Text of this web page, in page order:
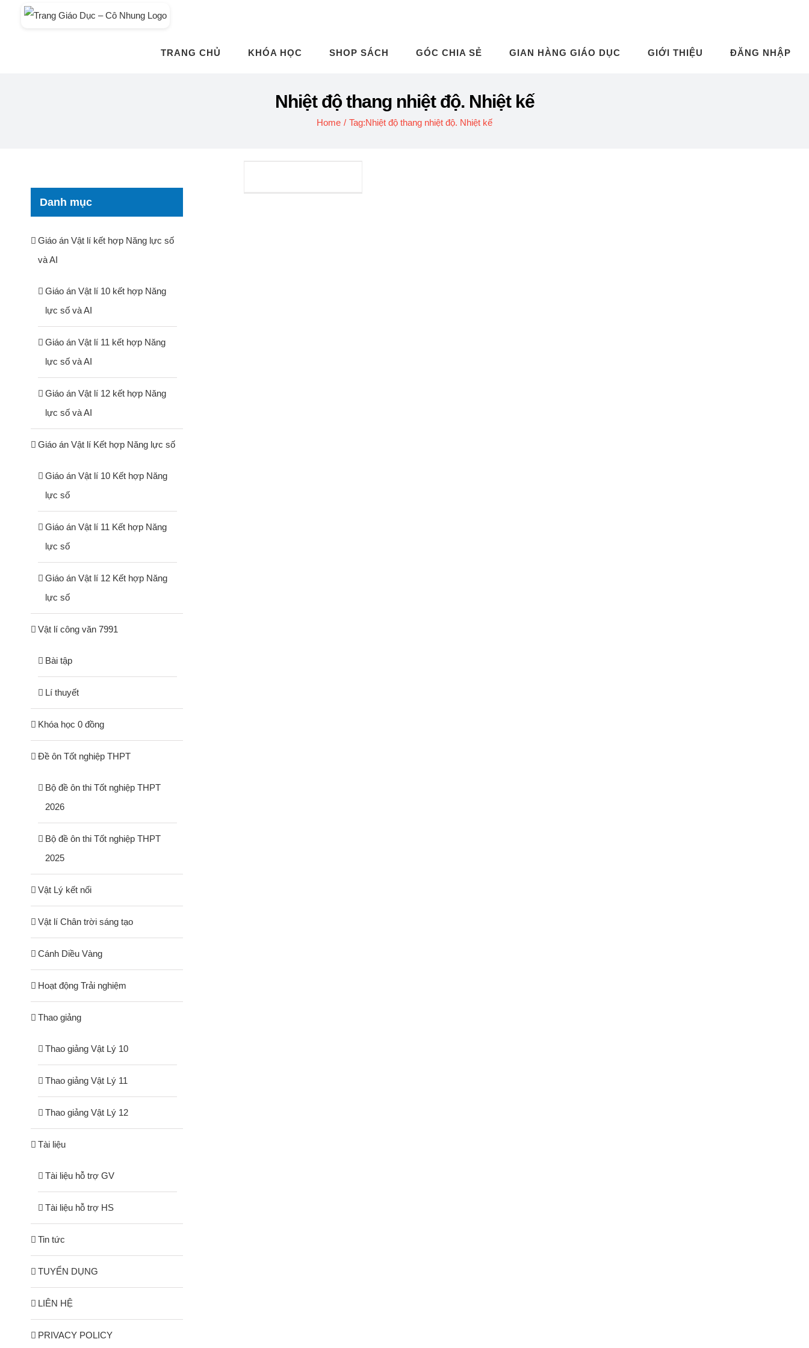
TRANG CHỦ KHÓA HỌC SHOP SÁCH GÓC CHIA SẺ GIAN HÀNG GIÁO DỤC GIỚI THIỆU ĐĂNG NHẬP
Nhiệt độ thang nhiệt độ. Nhiệt kế
Home / Tag:Nhiệt độ thang nhiệt độ. Nhiệt kế
Danh mục
Giáo án Vật lí kết hợp Năng lực số
và AI
Giáo án Vật lí 10 kết hợp Năng
lực số và AI
Giáo án Vật lí 11 kết hợp Năng
lực số và AI
Giáo án Vật lí 12 kết hợp Năng
lực số và AI
Giáo án Vật lí Kết hợp Năng lực số
Giáo án Vật lí 10 Kết hợp Năng
lực số
Giáo án Vật lí 11 Kết hợp Năng
lực số
Giáo án Vật lí 12 Kết hợp Năng
lực số
Vật lí công văn 7991
Bài tập
Lí thuyết
Khóa học 0 đồng
Đề ôn Tốt nghiệp THPT
Bộ đề ôn thi Tốt nghiệp THPT
2026
Bộ đề ôn thi Tốt nghiệp THPT
2025
Vật Lý kết nối
Vật lí Chân trời sáng tạo
Cánh Diều Vàng
Hoạt động Trải nghiệm
Thao giảng
Thao giảng Vật Lý 10
Thao giảng Vật Lý 11
Thao giảng Vật Lý 12
Tài liệu
Tài liệu hỗ trợ GV
Tài liệu hỗ trợ HS
Tin tức
TUYỂN DỤNG
LIÊN HỆ
PRIVACY POLICY